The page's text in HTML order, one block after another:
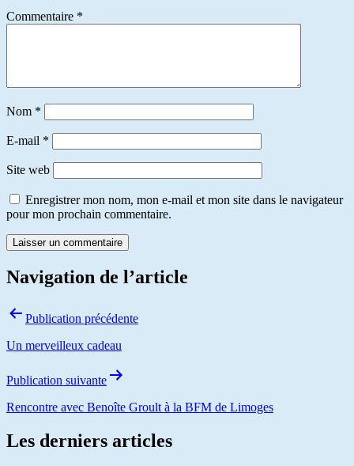
Commentaire *
Nom *
E-mail *
Site web
Enregistrer mon nom, mon e-mail et mon site dans le navigateur
pour mon prochain commentaire.
Navigation de l’article
Publication précédente
Un merveilleux cadeau
Publication suivante
Rencontre avec Benoîte Groult à la BFM de Limoges
Les derniers articles